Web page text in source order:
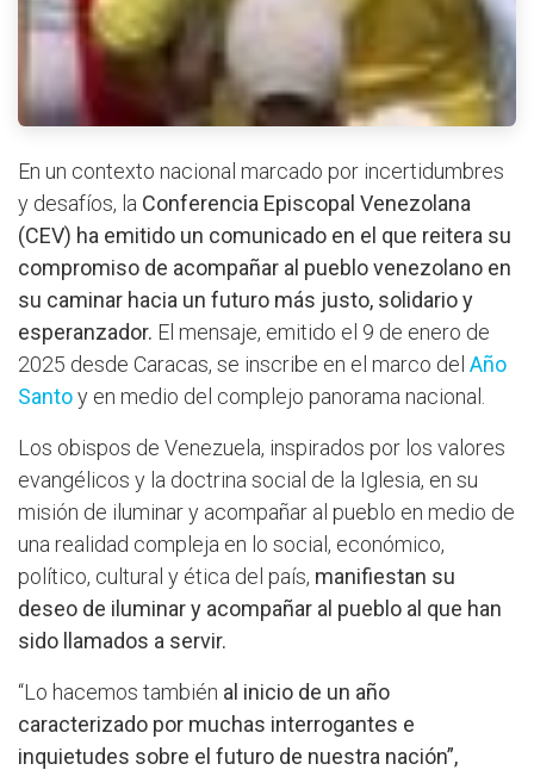
En un contexto nacional marcado por incertidumbres
y desafíos, la Conferencia Episcopal Venezolana
(CEV) ha emitido un comunicado en el que reitera su
compromiso de acompañar al pueblo venezolano en
su caminar hacia un futuro más justo, solidario y
esperanzador. El mensaje, emitido el 9 de enero de
2025 desde Caracas, se inscribe en el marco del Año
Santoy en medio del complejo panorama nacional.
Los obispos de Venezuela, inspirados por los valores
evangélicos y la doctrina social de la Iglesia, en su
misión de iluminar y acompañar al pueblo en medio de
una realidad compleja en lo social, económico,
político, cultural y ética del país, manifiestan su
deseo de iluminar y acompañar al pueblo al que han
sido llamados a servir.
“Lo hacemos también al inicio de un año
caracterizado por muchas interrogantes e
inquietudes sobre el futuro de nuestra nación”,